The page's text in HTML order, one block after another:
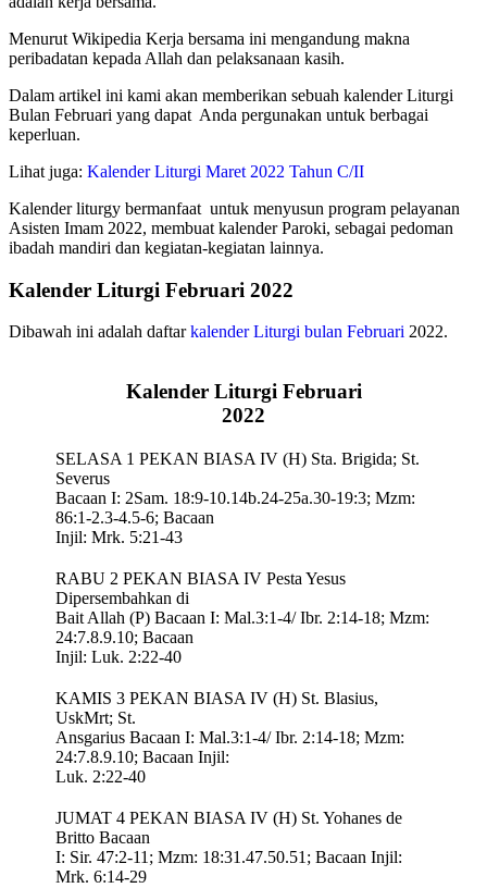
Menurut Wikipedia Kerja bersama ini mengandung makna
peribadatan kepada Allah dan pelaksanaan kasih.
Dalam artikel ini kami akan memberikan sebuah kalender Liturgi
Bulan Februari yang dapat Anda pergunakan untuk berbagai
keperluan.
Lihat juga: Kalender Liturgi Maret 2022 Tahun C/II
Kalender liturgy bermanfaat untuk menyusun program pelayanan
Asisten Imam 2022, membuat kalender Paroki, sebagai pedoman
ibadah mandiri dan kegiatan-kegiatan lainnya.
Kalender Liturgi Februari 2022
Dibawah ini adalah daftarkalender Liturgi bulan Februari 2022.
Kalender Liturgi Februari
2022
SELASA 1 PEKAN BIASA IV (H) Sta. Brigida; St.
Severus
Bacaan I: 2Sam. 18:9-10.14b.24-25a.30-19:3; Mzm:
86:1-2.3-4.5-6; Bacaan
Injil: Mrk. 5:21-43
RABU 2 PEKAN BIASA IV Pesta Yesus
Dipersembahkan di
Bait Allah (P) Bacaan I: Mal.3:1-4/ Ibr. 2:14-18; Mzm:
24:7.8.9.10; Bacaan
Injil: Luk. 2:22-40
KAMIS 3 PEKAN BIASA IV (H) St. Blasius,
UskMrt; St.
Ansgarius Bacaan I: Mal.3:1-4/ Ibr. 2:14-18; Mzm:
24:7.8.9.10; Bacaan Injil:
Luk. 2:22-40
JUMAT 4 PEKAN BIASA IV (H) St. Yohanes de
Britto Bacaan
I: Sir. 47:2-11; Mzm: 18:31.47.50.51; Bacaan Injil:
Mrk. 6:14-29